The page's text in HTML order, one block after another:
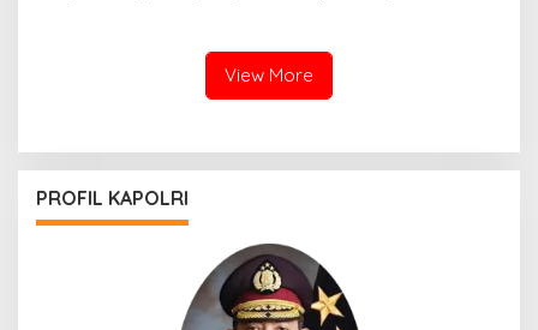
View More
PROFIL KAPOLRI